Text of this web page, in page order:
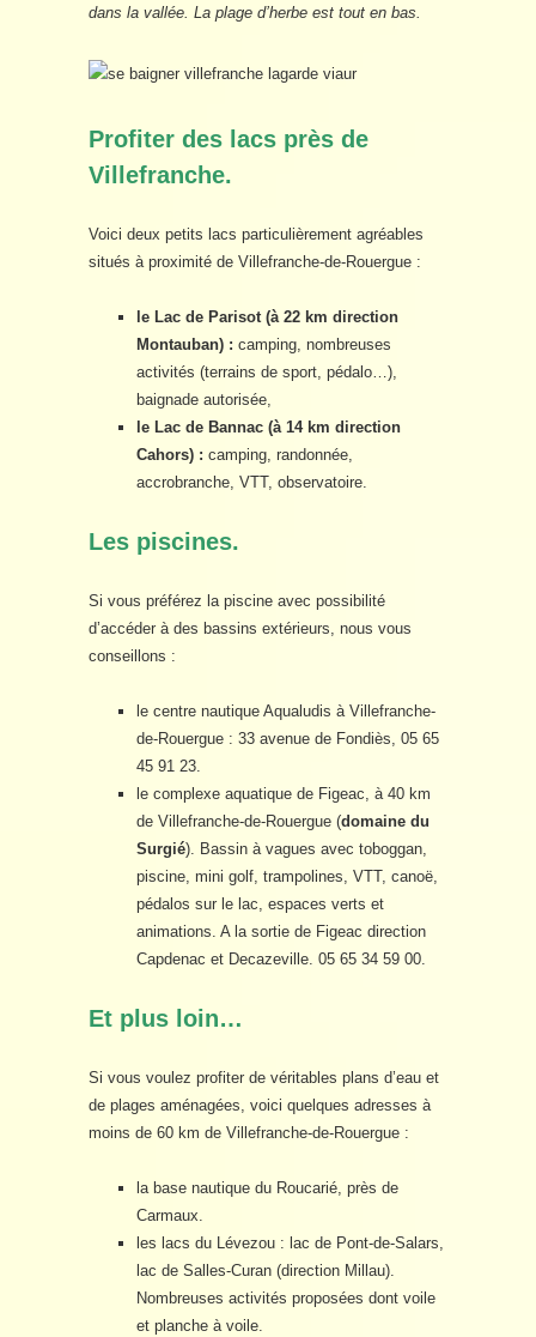
dans la vallée. La plage d’herbe est tout en bas.
Profiter des lacs près de
Villefranche.
Voici deux petits lacs particulièrement agréables
situés à proximité de Villefranche-de-Rouergue :
le Lac de Parisot (à 22 km direction
Montauban) : camping, nombreuses
activités (terrains de sport, pédalo…),
baignade autorisée,
le Lac de Bannac (à 14 km direction
Cahors) : camping, randonnée,
accrobranche, VTT, observatoire.
Les piscines.
Si vous préférez la piscine avec possibilité
d’accéder à des bassins extérieurs, nous vous
conseillons :
le centre nautique Aqualudis à Villefranche-
de-Rouergue : 33 avenue de Fondiès, 05 65
45 91 23.
le complexe aquatique de Figeac, à 40 km
de Villefranche-de-Rouergue (domaine du
Surgié). Bassin à vagues avec toboggan,
piscine, mini golf, trampolines, VTT, canoë,
pédalos sur le lac, espaces verts et
animations. A la sortie de Figeac direction
Capdenac et Decazeville. 05 65 34 59 00.
Et plus loin…
Si vous voulez profiter de véritables plans d’eau et
de plages aménagées, voici quelques adresses à
moins de 60 km de Villefranche-de-Rouergue :
la base nautique du Roucarié, près de
Carmaux.
les lacs du Lévezou : lac de Pont-de-Salars,
lac de Salles-Curan (direction Millau).
Nombreuses activités proposées dont voile
et planche à voile.